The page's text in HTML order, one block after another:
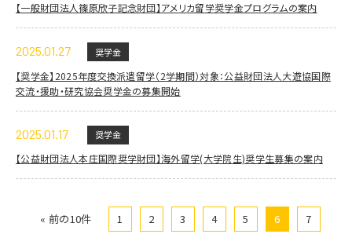
【一般財団法人篠原欣子記念財団】アメリカ留学奨学金プログラムの案内
2025.01.27 奨学金
【奨学金】2025年度交換派遣留学（2学期間）対象：公益財団法人大遊協国際
交流・援助・研究協会奨学金の募集開始
2025.01.17 奨学金
【公益財団法人本庄国際奨学財団】海外留学(大学院生)奨学生募集の案内
« 前の10件 1 2 3 4 5 6 7